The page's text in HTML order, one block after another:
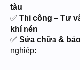
tàu
✅ Thi công – Tư
khí nén
✅ Sửa chữa &
nghiệp: